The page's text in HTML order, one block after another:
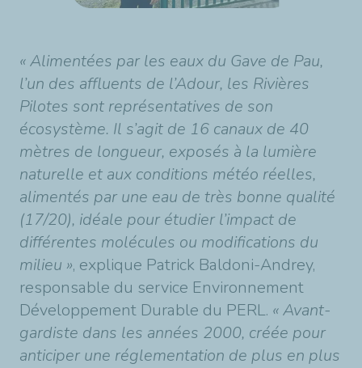
« Alimentées par les eaux du Gave de Pau,
l’un des affluents de l’Adour, les Rivières
Pilotes sont représentatives de son
écosystème. Il s’agit de 16 canaux de 40
mètres de longueur, exposés à la lumière
naturelle et aux conditions météo réelles,
alimentés par une eau de très bonne qualité
(17/20), idéale pour étudier l’impact de
différentes molécules ou modifications du
milieu », explique Patrick Baldoni-Andrey,
responsable du service Environnement
Développement Durable du PERL. « Avant-
gardiste dans les années 2000, créée pour
anticiper une réglementation de plus en plus